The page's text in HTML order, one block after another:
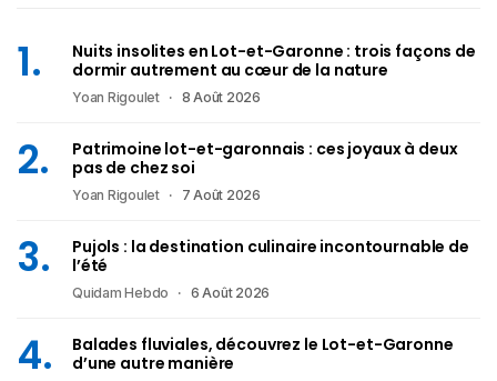
Nuits insolites en Lot-et-Garonne : trois façons de
dormir autrement au cœur de la nature
Yoan Rigoulet 8 Août 2026
Patrimoine lot-et-garonnais : ces joyaux à deux
pas de chez soi
Yoan Rigoulet 7 Août 2026
Pujols : la destination culinaire incontournable de
l’été
Quidam Hebdo 6 Août 2026
Balades fluviales, découvrez le Lot-et-Garonne
d’une autre manière